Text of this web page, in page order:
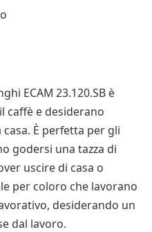
ECAM 23.120.SB è
caffè e desiderano
È perfetta per gli
godersi una tazza di
uscire di casa o
per coloro che lavorano
desiderando un
dal lavoro.